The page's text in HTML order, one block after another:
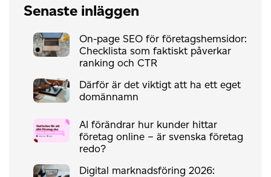
Senaste inläggen
On-page SEO för företagshemsidor:
Checklista som faktiskt påverkar
ranking och CTR
Därför är det viktigt att ha ett eget
domännamn
AI förändrar hur kunder hittar
företag online – är svenska företag
redo?
Digital marknadsföring 2026: